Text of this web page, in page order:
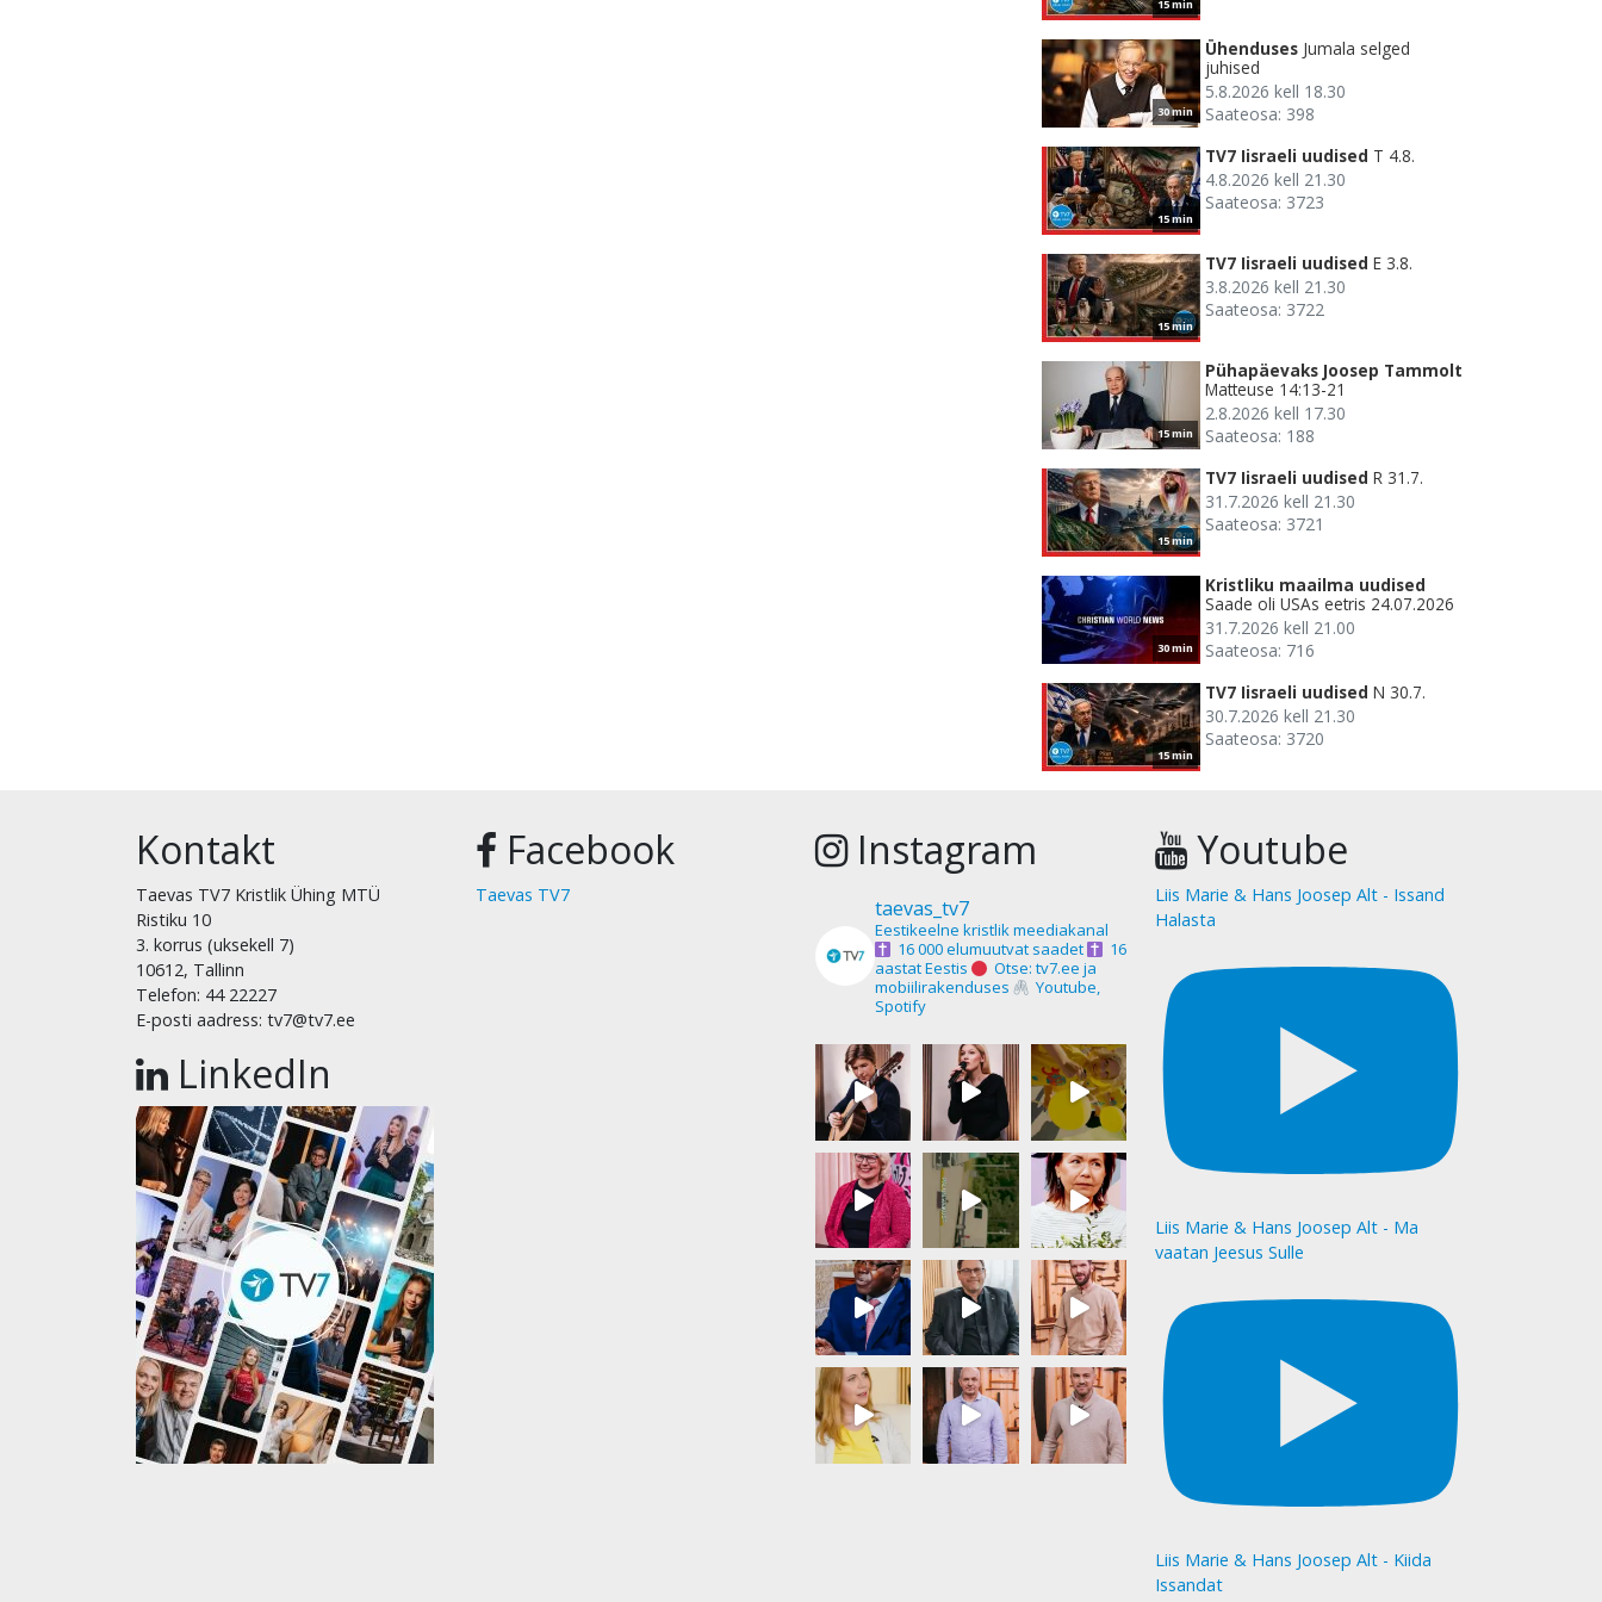
15 min
30 min
Ühenduses Jumala selged
juhised
5.8.2026 kell 18.30
Saateosa: 398
15 min
TV7 Iisraeli uudised T 4.8.
4.8.2026 kell 21.30
Saateosa: 3723
15 min
TV7 Iisraeli uudised E 3.8.
3.8.2026 kell 21.30
Saateosa: 3722
15 min
Pühapäevaks Joosep Tammolt
Matteuse 14:13-21
2.8.2026 kell 17.30
Saateosa: 188
15 min
TV7 Iisraeli uudised R 31.7.
31.7.2026 kell 21.30
Saateosa: 3721
30 min
Kristliku maailma uudised
Saade oli USAs eetris 24.07.2026
31.7.2026 kell 21.00
Saateosa: 716
15 min
TV7 Iisraeli uudised N 30.7.
30.7.2026 kell 21.30
Saateosa: 3720
Kontakt
Taevas TV7 Kristlik Ühing MTÜ
Ristiku 10
3. korrus (uksekell 7)
10612, Tallinn
Telefon: 44 22227
E-posti aadress: tv7@tv7.ee
LinkedIn
Facebook
Taevas TV7
Instagram
taevas_tv7
Eestikeelne kristlik meediakanal
16 000 elumuutvat saadet
16
aastat Eestis
Otse: tv7.ee ja
mobiilirakenduses
Youtube,
Spotify
Youtube
Liis Marie & Hans Joosep Alt - Issand
Halasta
Liis Marie & Hans Joosep Alt - Ma
vaatan Jeesus Sulle
Liis Marie & Hans Joosep Alt - Kiida
Issandat